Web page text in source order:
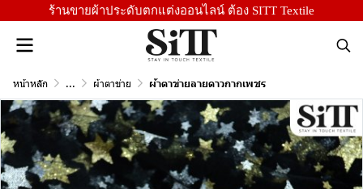
ร้านขายผ้าประดับตกแต่งออนไลน์ ต้อง SITT Textile
หน้าหลัก ... ผ้าตาข่าย ผ้าตาข่ายลายดาวกากเพชร